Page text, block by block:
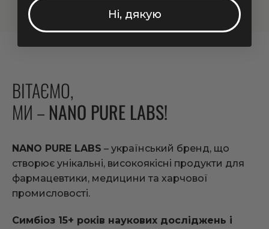
ВІТАЄМО,
МИ – NANO PURE LABS!
NANO PURE LABS – український бренд, що
створює унікальні, високоякісні продукти для
фармацевтики, медицини та харчової
промисловості.
Симбіоз 15+ років наукових досліджень і
Ні, дякую